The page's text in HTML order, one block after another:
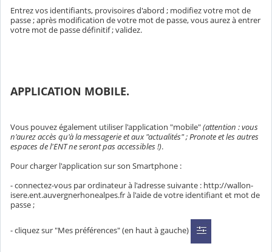
Entrez vos identifiants, provisoires d'abord ; modifiez votre mot de
passe ; après modification de votre mot de passe, vous aurez à entrer
votre mot de passe définitif ; validez.
APPLICATION MOBILE.
Vous pouvez également utiliser l'application "mobile"(attention : vous
n'aurez accès qu'à la messagerie et aux "actualités" ; Pronote et les autres
espaces de l'ENT ne seront pas accessibles !).
Pour charger l'application sur son Smartphone :
- connectez-vous par ordinateur à l'adresse suivante : http://wallon-
isere.ent.auvergnerhonealpes.fr à l'aide de votre identifiant et mot de
passe ;
- cliquez sur "Mes préférences" (en haut à gauche)